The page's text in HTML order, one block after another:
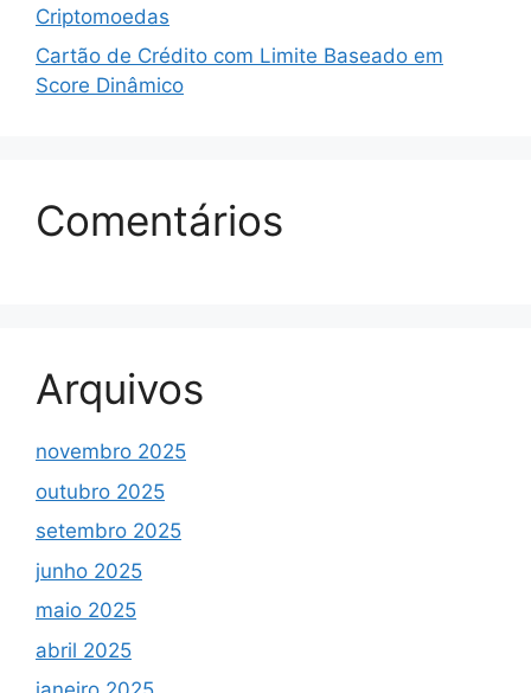
Criptomoedas
Cartão de Crédito com Limite Baseado em
Score Dinâmico
Comentários
Arquivos
novembro 2025
outubro 2025
setembro 2025
junho 2025
maio 2025
abril 2025